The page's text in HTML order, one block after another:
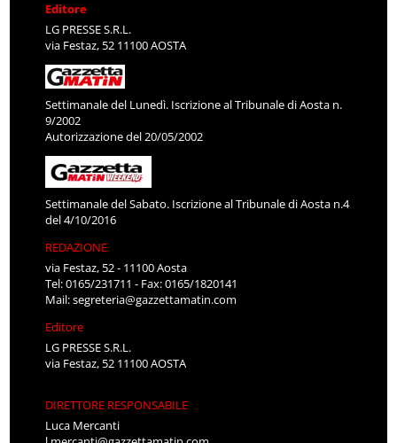
Editore
LG PRESSE S.R.L.
via Festaz, 52 11100 AOSTA
Settimanale del Lunedì. Iscrizione al Tribunale di Aosta n.
9/2002
Autorizzazione del 20/05/2002
Settimanale del Sabato. Iscrizione al Tribunale di Aosta n.4
del 4/10/2016
REDAZIONE
via Festaz, 52 - 11100 Aosta
Tel: 0165/231711 - Fax: 0165/1820141
Mail:segreteria@gazzettamatin.com
Editore
LG PRESSE S.R.L.
via Festaz, 52 11100 AOSTA
DIRETTORE RESPONSABILE
Luca Mercanti